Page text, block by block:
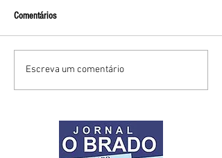
Comentários
Escreva um comentário